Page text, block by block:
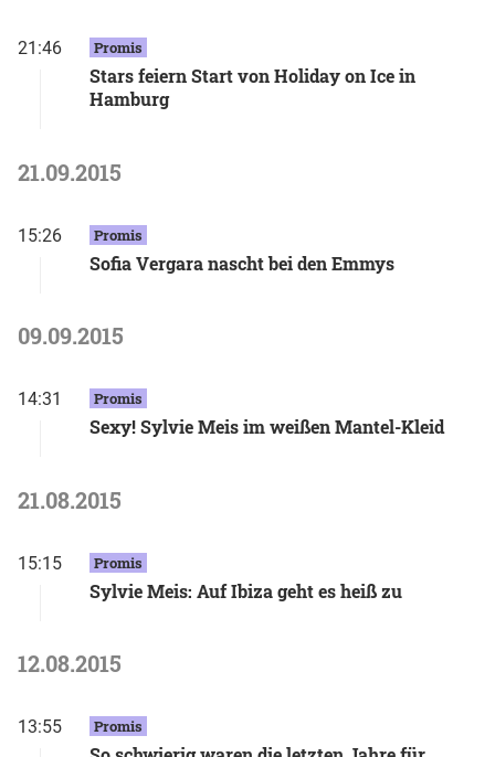
21:46 Promis
Stars feiern Start von Holiday on Ice in
Hamburg
21.09.2015
15:26 Promis
Sofia Vergara nascht bei den Emmys
09.09.2015
14:31 Promis
Sexy! Sylvie Meis im weißen Mantel-Kleid
21.08.2015
15:15 Promis
Sylvie Meis: Auf Ibiza geht es heiß zu
12.08.2015
13:55 Promis